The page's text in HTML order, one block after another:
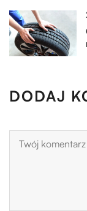
DODAJ